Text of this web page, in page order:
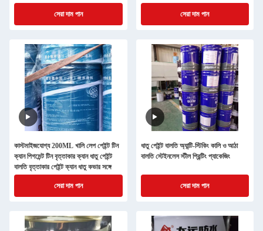
সেরা দাম পান সেরা দাম পান
কাস্টমাইজযোগ্য 200ML খালি লেপ পেইন্ট টিন
ক্যান পিগমেন্ট টিন বৃত্তাকার ক্যান ধাতু পেইন্ট
বালতি বৃত্তাকার পেইন্ট ক্যান ধাতু কভার সঙ্গে
সেরা দাম পান
ধাতু পেইন্ট বালতি অ্যান্টি-স্টিকিং কালি ও আঠা
বালতি স্টেইনলেস স্টীল প্রিন্টিং প্যাকেজিং
সেরা দাম পান